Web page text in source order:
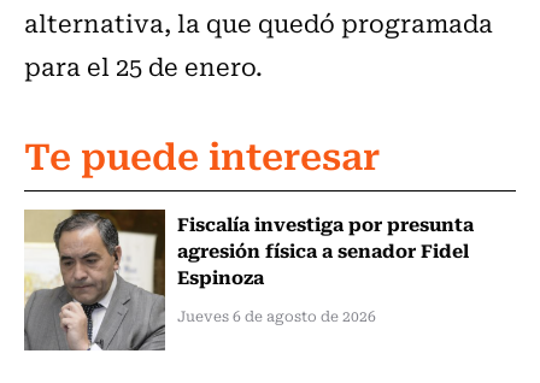
alternativa, la que quedó programada
para el 25 de enero.
Te puede interesar
Fiscalía investiga por presunta
agresión física a senador Fidel
Espinoza
Jueves 6 de agosto de 2026